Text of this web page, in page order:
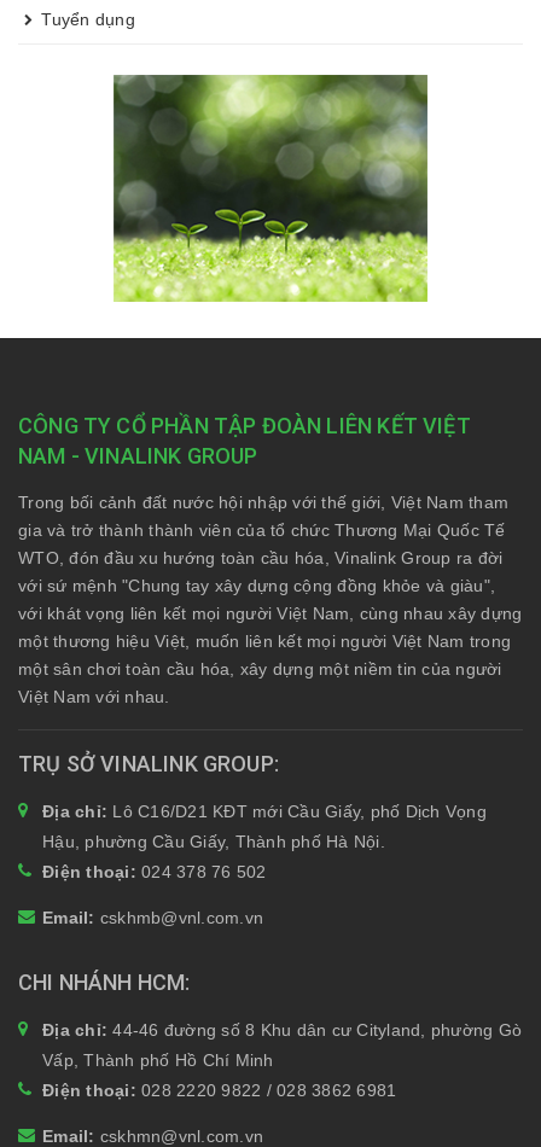
Tuyển dụng
CÔNG TY CỔ PHẦN TẬP ĐOÀN LIÊN KẾT VIỆT
NAM - VINALINK GROUP
Trong bối cảnh đất nước hội nhập với thế giới, Việt Nam tham
gia và trở thành thành viên của tổ chức Thương Mại Quốc Tế
WTO, đón đầu xu hướng toàn cầu hóa, Vinalink Group ra đời
với sứ mệnh "Chung tay xây dựng cộng đồng khỏe và giàu",
với khát vọng liên kết mọi người Việt Nam, cùng nhau xây dựng
một thương hiệu Việt, muốn liên kết mọi người Việt Nam trong
một sân chơi toàn cầu hóa, xây dựng một niềm tin của người
Việt Nam với nhau.
TRỤ SỞ VINALINK GROUP
Địa chỉ: Lô C16/D21 KĐT mới Cầu Giấy, phố Dịch Vọng
Hậu, phường Cầu Giấy, Thành phố Hà Nội.
Điện thoại: 024 378 76 502
Email: cskhmb@vnl.com.vn
CHI NHÁNH HCM
Địa chỉ:44-46 đường số 8 Khu dân cư Cityland, phường Gò
Vấp, Thành phố Hồ Chí Minh
Điện thoại: 028 2220 9822 / 028 3862 6981
Email: cskhmn@vnl.com.vn